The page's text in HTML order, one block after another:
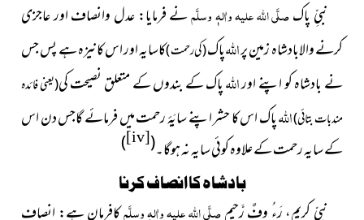
نبیِّ پاکصلَّی اللہ علیہ واٰلہٖ وسلَّمنے فرمایا: عدل وانصاف اور عاجزی
کرنے والابادشاہ زمین پراللہپاک(کی رحمت )کاسایہ اور اس کانیزہ ہے پس جس
نے بادشاہ کو اپنے اوراللہپاک کے بندوں کے متعلق نصیحت کی(یعنی فائدہ
مندبات بتائی)اللہپاک اس کا حشر اپنے سایَۂ رحمت میں فرمائے گاجس دن اس
کے سایہ رحمت کے علاوہ کوئی سایہ نہ ہوگا۔(
[iv]
)
بادشاہ کا انصاف کرنا
نبیِّ کریم، رَءُ وفٌ رَّحیمصلَّی اللہ علیہ واٰلہٖ وسلَّمکافرمان ہے: انصاف